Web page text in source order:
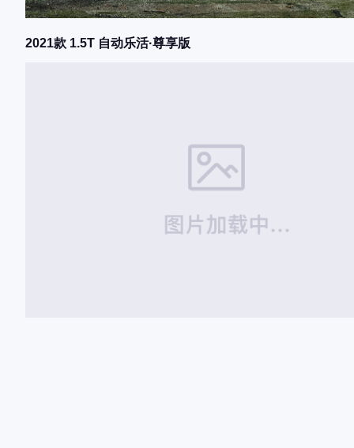
2021款 1.5T 自动乐活·尊享版